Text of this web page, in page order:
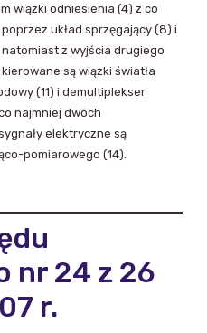
wiązki odniesienia (4) z co
układ sprzęgający (8) i
z wyjścia drugiego
są wiązki światła
(11) i demultiplekser
najmniej dwóch
elektryczne są
pomiarowego (14).
nr 24 z 26
r.